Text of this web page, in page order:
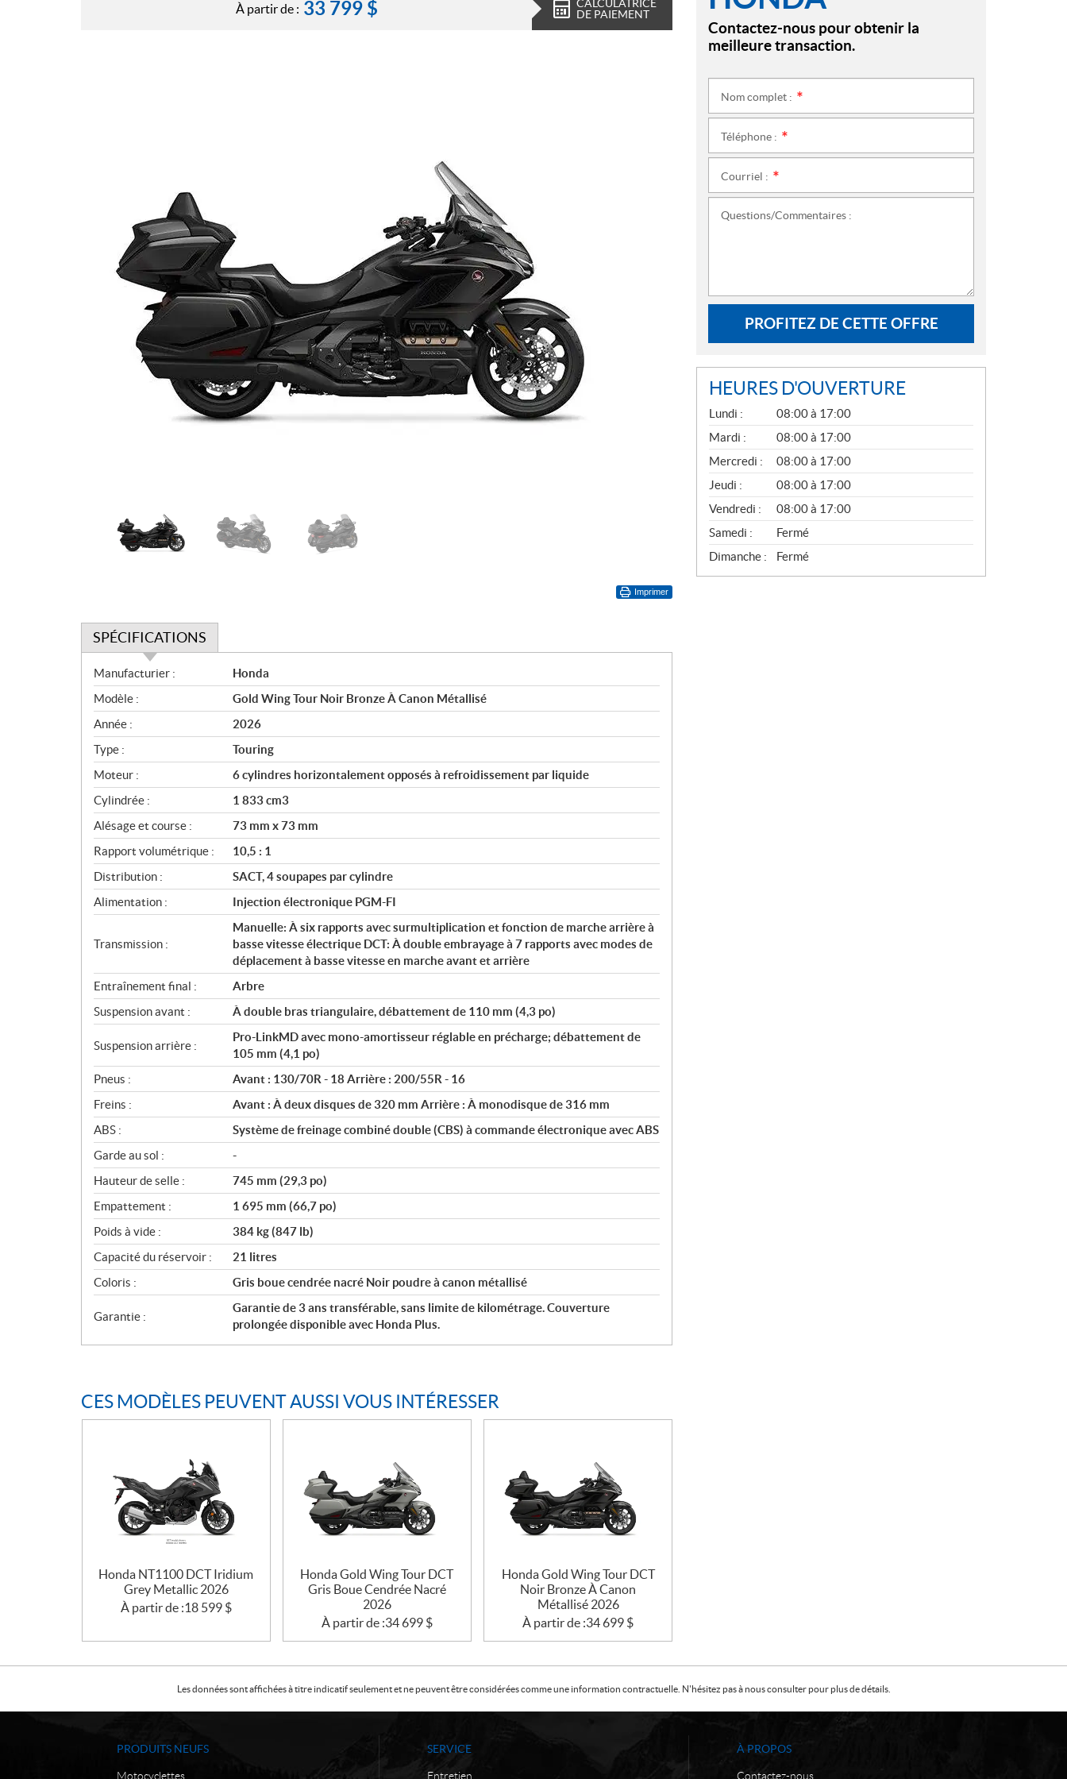
À partir de : 33 799 $
CALCULATRICE
DE PAIEMENT
Imprimer
SPÉCIFICATIONS
S
p
é
c
i
f
i
c
a
t
i
o
n
s
Manufacturier :
Honda
Modèle :
Gold Wing Tour Noir Bronze À Canon Métallisé
Année :
2026
Type :
Touring
Moteur :
6 cylindres horizontalement opposés à refroidissement par liquide
Cylindrée :
1 833 cm3
Alésage et course :
73 mm x 73 mm
Rapport volumétrique :
10,5 : 1
Distribution :
SACT, 4 soupapes par cylindre
Alimentation :
Injection électronique PGM-FI
Transmission :
Manuelle: À six rapports avec surmultiplication et fonction de marche arrière à
basse vitesse électrique DCT: À double embrayage à 7 rapports avec modes de
déplacement à basse vitesse en marche avant et arrière
Entraînement final :
Arbre
Suspension avant :
À double bras triangulaire, débattement de 110 mm (4,3 po)
Suspension arrière :
Pro-LinkMD avec mono-amortisseur réglable en précharge; débattement de
105 mm (4,1 po)
Pneus :
Avant : 130/70R - 18 Arrière : 200/55R - 16
Freins :
Avant : À deux disques de 320 mm Arrière : À monodisque de 316 mm
ABS :
Système de freinage combiné double (CBS) à commande électronique avec ABS
Garde au sol :
-
Hauteur de selle :
745 mm (29,3 po)
Empattement :
1 695 mm (66,7 po)
Poids à vide :
384 kg (847 lb)
Capacité du réservoir :
21 litres
Coloris :
Gris boue cendrée nacré Noir poudre à canon métallisé
Garantie :
Garantie de 3 ans transférable, sans limite de kilométrage. Couverture
prolongée disponible avec Honda Plus.
CES MODÈLES PEUVENT AUSSI VOUS INTÉRESSER
Honda NT1100 DCT Iridium
Grey Metallic 2026
À partir de :18 599 $
Honda Gold Wing Tour DCT
Gris Boue Cendrée Nacré
2026
À partir de :34 699 $
Honda Gold Wing Tour DCT
Noir Bronze À Canon
Métallisé 2026
À partir de :34 699 $
Contactez-nous pour obtenir la
meilleure transaction.
Nom complet :
Téléphone :
Courriel :
Questions/Commentaires :
PROFITEZ DE CETTE OFFRE
HEURES D'OUVERTURE
G
É
N
É
R
A
L
Lundi :
08:00 à 17:00
Mardi :
08:00 à 17:00
Mercredi :
08:00 à 17:00
Jeudi :
08:00 à 17:00
Vendredi :
08:00 à 17:00
Samedi :
Fermé
Dimanche :
Fermé
Les données sont affichées à titre indicatif seulement et ne peuvent être considérées comme une information contractuelle. N'hésitez pas à nous consulter pour plus de détails.
PRODUITS NEUFS
Motocyclettes
SERVICE
Entretien
À PROPOS
Contactez-nous